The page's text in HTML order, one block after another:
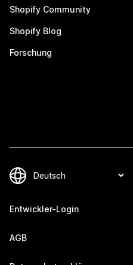
Shopify Community
Shopify Blog
Forschung
Entwickler-Login
AGB